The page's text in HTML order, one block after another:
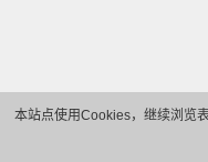
本站点使用Cookies，继续浏览